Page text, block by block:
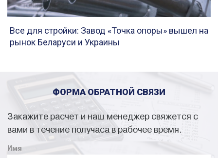
Все для стройки: Завод «Точка опоры» вышел на
рынок Беларуси и Украины
ФОРМА ОБРАТНОЙ СВЯЗИ
Закажите расчет и наш менеджер свяжется с
вами в течение получаса в рабочее время.
Имя